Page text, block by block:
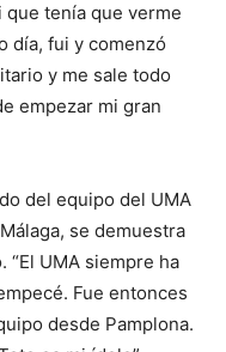
tenía que verme
día, fui y comenzó
y me sale todo
empezar mi gran
del equipo del UMA
se demuestra
“El UMA siempre ha
Fue entonces
desde Pamplona.